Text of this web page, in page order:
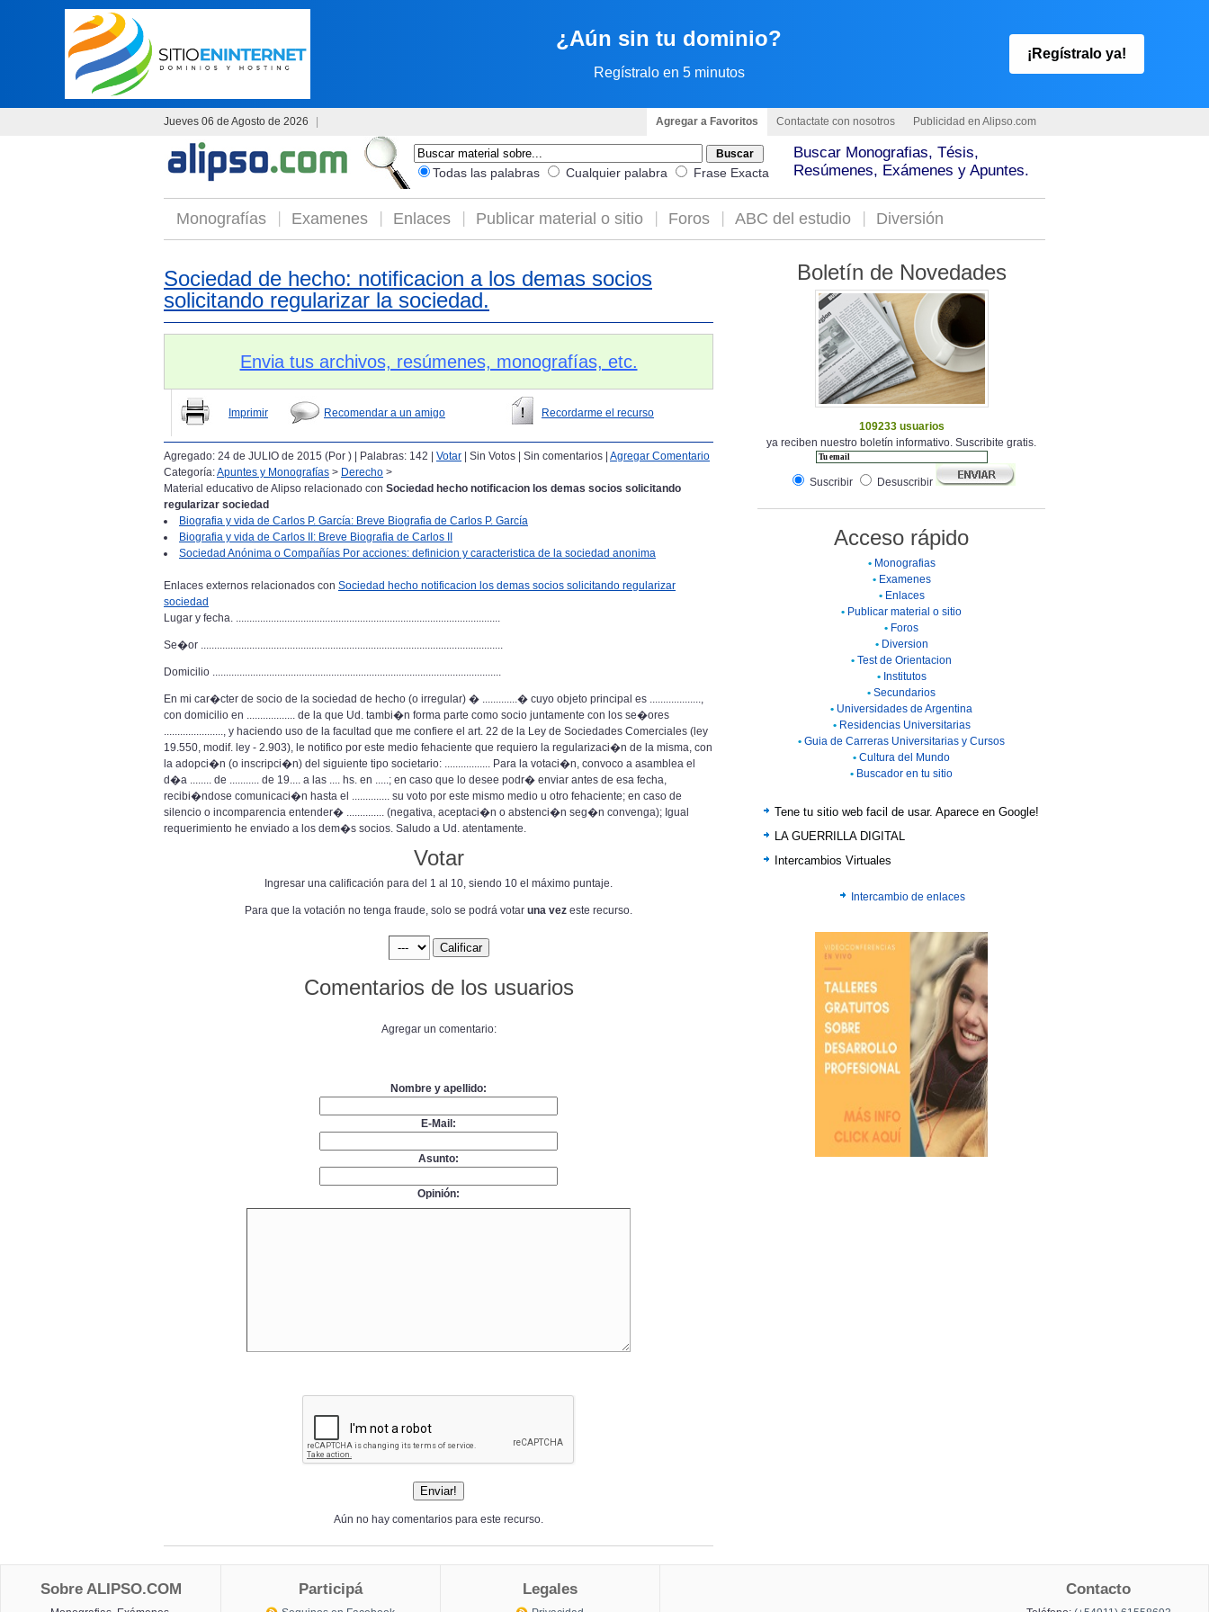
¿Aún sin tu dominio?
Regístralo en 5 minutos
¡Regístralo ya!
Jueves 06 de Agosto de 2026 Agregar a Favoritos Contactate con nosotros Publicidad en Alipso.com
Todas las palabras Cualquier palabra Frase Exacta
Buscar Monografias, Tésis,
Resúmenes, Exámenes y Apuntes.
Monografías Examenes Enlaces Publicar material o sitio Foros ABC del estudio Diversión
Sociedad de hecho: notificacion a los demas socios
solicitando regularizar la sociedad.
Envia tus archivos, resúmenes, monografías, etc.
Imprimir Recomendar a un amigo Recordarme el recurso
Agregado: 24 de JULIO de 2015 (Por ) | Palabras: 142 | Votar | Sin Votos | Sin comentarios | Agregar Comentario
Categoría:Apuntes y Monografías > Derecho >
Material educativo de Alipso relacionado con Sociedad hecho notificacion los demas socios solicitando
regularizar sociedad
Biografia y vida de Carlos P. García: Breve Biografia de Carlos P. García
Biografia y vida de Carlos II: Breve Biografia de Carlos II
Sociedad Anónima o Compañías Por acciones: definicion y caracteristica de la sociedad anonima
Enlaces externos relacionados con Sociedad hecho notificacion los demas socios solicitando regularizar
sociedad
Lugar y fecha. ..................................................................................................
Se�or ................................................................................................................
Domicilio ...........................................................................................................
En mi car�cter de socio de la sociedad de hecho (o irregular) � .............� cuyo objeto principal es ...................,
con domicilio en .................. de la que Ud. tambi�n forma parte como socio juntamente con los se�ores
......................, y haciendo uso de la facultad que me confiere el art. 22 de la Ley de Sociedades Comerciales (ley
19.550, modif. ley - 2.903), le notifico por este medio fehaciente que requiero la regularizaci�n de la misma, con
la adopci�n (o inscripci�n) del siguiente tipo societario: ................. Para la votaci�n, convoco a asamblea el
d�a ........ de ........... de 19.... a las .... hs. en .....; en caso que lo desee podr� enviar antes de esa fecha,
recibi�ndose comunicaci�n hasta el .............. su voto por este mismo medio u otro fehaciente; en caso de
silencio o incomparencia entender� .............. (negativa, aceptaci�n o abstenci�n seg�n convenga); Igual
requerimiento he enviado a los dem�s socios. Saludo a Ud. atentamente.
Votar
Ingresar una calificación para del 1 al 10, siendo 10 el máximo puntaje.
Para que la votación no tenga fraude, solo se podrá votar una vez este recurso.
Comentarios de los usuarios
Agregar un comentario:
Nombre y apellido:
E-Mail:
Asunto:
Opinión:
Aún no hay comentarios para este recurso.
Boletín de Novedades
109233 usuarios
ya reciben nuestro boletín informativo. Suscribite gratis.
Suscribir Desuscribir
Acceso rápido
• Monografias
• Examenes
• Enlaces
• Publicar material o sitio
• Foros
• Diversion
• Test de Orientacion
• Institutos
• Secundarios
• Universidades de Argentina
• Residencias Universitarias
• Guia de Carreras Universitarias y Cursos
• Cultura del Mundo
• Buscador en tu sitio
Tene tu sitio web facil de usar. Aparece en Google!
LA GUERRILLA DIGITAL
Intercambios Virtuales
Intercambio de enlaces
Sobre ALIPSO.COM Participá Legales Contacto